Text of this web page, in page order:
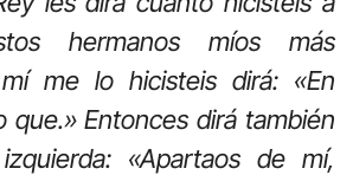
hermanos míos más
me lo hicisteis dirá: «En
que.» Entonces dirá también
«Apartaos de mí,